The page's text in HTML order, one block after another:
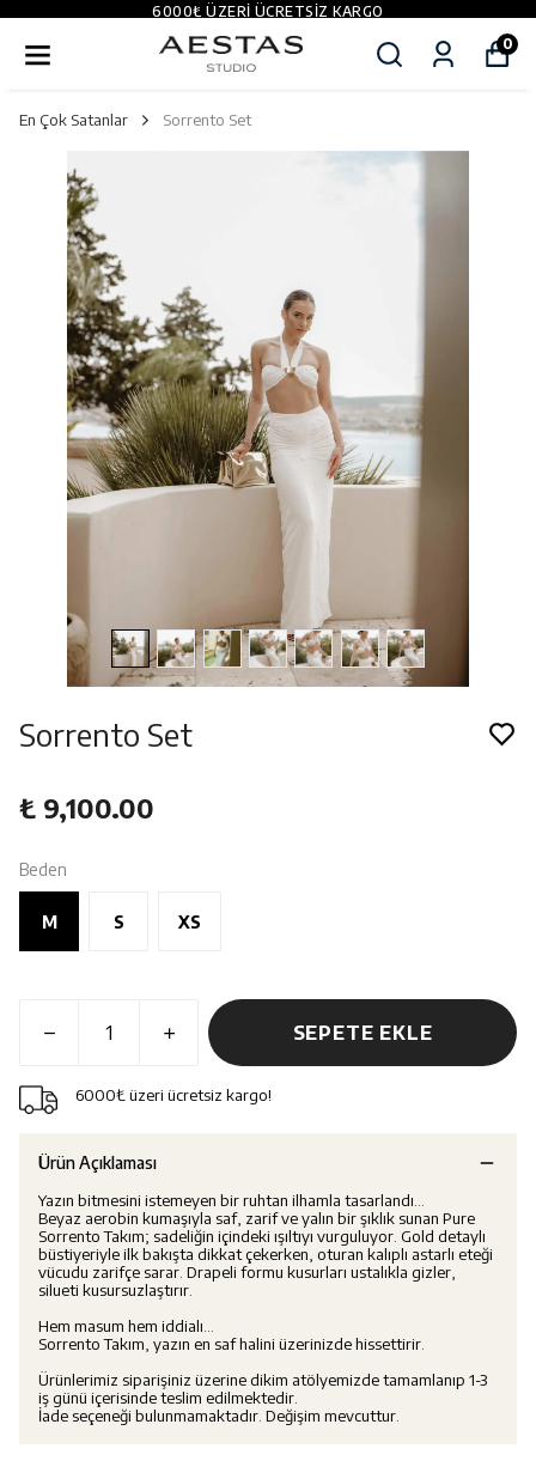
6000₺ ÜZERI ÜCRETSIZ KARGO
0
En Çok Satanlar Sorrento Set
Sorrento Set
₺ 9,100.00
Beden
M S XS
SEPETE EKLE
6000₺ üzeri ücretsiz kargo!
Ürün Açıklaması
Yazın bitmesini istemeyen bir ruhtan ilhamla tasarlandı…
Beyaz aerobin kumaşıyla saf, zarif ve yalın bir şıklık sunan Pure
Sorrento Takım; sadeliğin içindeki ışıltıyı vurguluyor. Gold detaylı
büstiyeriyle ilk bakışta dikkat çekerken, oturan kalıplı astarlı eteği
vücudu zarifçe sarar. Drapeli formu kusurları ustalıkla gizler,
silueti kusursuzlaştırır.
Hem masum hem iddialı…
Sorrento Takım, yazın en saf halini üzerinizde hissettirir.
Ürünlerimiz siparişiniz üzerine dikim atölyemizde tamamlanıp 1-3
iş günü içerisinde teslim edilmektedir.
İade seçeneği bulunmamaktadır. Değişim mevcuttur.